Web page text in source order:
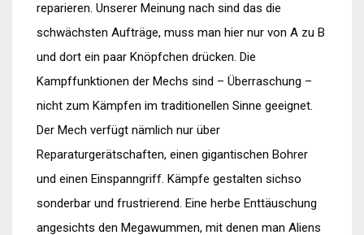
reparieren. Unserer Meinung nach sind das die
schwächsten Aufträge, muss man hier nur von A zu B
und dort ein paar Knöpfchen drücken. Die
Kampffunktionen der Mechs sind – Überraschung –
nicht zum Kämpfen im traditionellen Sinne geeignet.
Der Mech verfügt nämlich nur über
Reparaturgerätschaften, einen gigantischen Bohrer
und einen Einspanngriff. Kämpfe gestalten sichso
sonderbar und frustrierend. Eine herbe Enttäuschung
angesichts den Megawummen, mit denen man Aliens